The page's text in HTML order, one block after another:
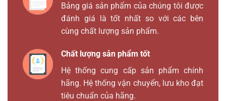
Bảng giá sản phẩm của chúng tôi được
đánh giá là tốt nhất so với các bên
cùng chất lượng sản phẩm.
Chất lượng sản phẩm tốt
Hệ thống cung cấp sản phẩm chính
hãng. Hệ thống vận chuyển, lưu kho đạt
tiêu chuẩn của hãng.